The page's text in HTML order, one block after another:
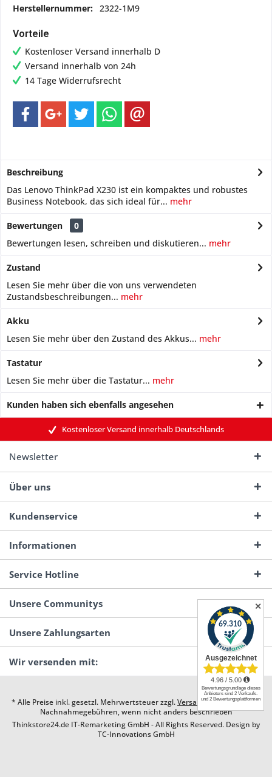
Herstellernummer: 2322-1M9
Vorteile
Kostenloser Versand innerhalb D
Versand innerhalb von 24h
14 Tage Widerrufsrecht
Beschreibung
Das Lenovo ThinkPad X230 ist ein kompaktes und robustes
Business Notebook, das sich ideal für... mehr
Bewertungen
0
Bewertungen lesen, schreiben und diskutieren... mehr
Zustand
Lesen Sie mehr über die von uns verwendeten
Zustandsbeschreibungen... mehr
Akku
Lesen Sie mehr über den Zustand des Akkus... mehr
Tastatur
Lesen Sie mehr über die Tastatur... mehr
Kunden haben sich ebenfalls angesehen
Kostenloser Versand innerhalb Deutschlands
Newsletter
Über uns
Kundenservice
Informationen
Service Hotline
Unsere Communitys
Unsere Zahlungsarten
Wir versenden mit:
* Alle Preise inkl. gesetzl. Mehrwertsteuer zzgl.Versandkostenund ggf.
Nachnahmegebühren, wenn nicht anders beschrieben
Thinkstore24.de IT-Remarketing GmbH - All Rights Reserved. Design by
TC-Innovations GmbH
✕